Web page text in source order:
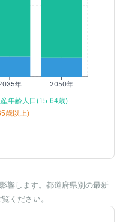
年 2050年
年齢人口(15-64歳)
歳以上)
響します。都道府県別の最新
ください。